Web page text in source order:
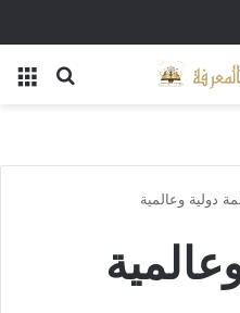
بحث
دولية وعالمية